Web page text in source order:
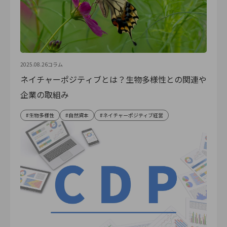
2025.08.26コラム
ネイチャーポジティブとは？生物多様性との関連や
企業の取組み
生物多様性 自然資本 ネイチャーポジティブ経営